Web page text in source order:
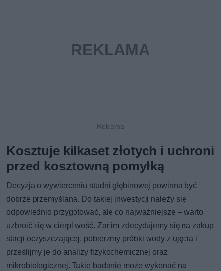
Kosztuje kilkaset złotych i uchroni
przed kosztowną pomyłką
Decyzja o wywierceniu studni głębinowej powinna być
dobrze przemyślana. Do takiej inwestycji należy się
odpowiednio przygotować, ale co najważniejsze – warto
uzbroić się w cierpliwość. Zanim zdecydujemy się na zakup
stacji oczyszczającej, pobierzmy próbki wody z ujęcia i
prześlijmy je do analizy fizykochemicznej oraz
mikrobiologicznej. Takie badanie może wykonać na